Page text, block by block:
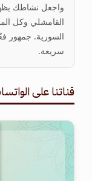
واجعل نشاطك
القامشلي وكل
السورية. جمهور
سريعة.
قناتنا على